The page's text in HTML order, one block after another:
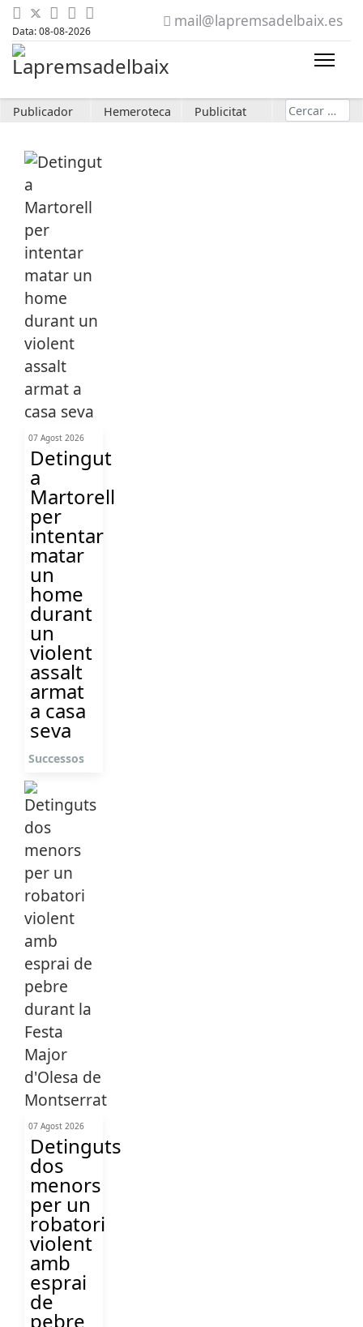
Data: 08-08-2026
mail@lapremsadelbaix.es
Publicador Hemeroteca Publicitat Cerca
07 Agost 2026
Detingut
a
Martorell
per
intentar
matar
un
home
durant
un
violent
assalt
armat
a casa
seva
Successos
07 Agost 2026
Detinguts
dos
menors
per un
robatori
violent
amb
esprai
de
pebre